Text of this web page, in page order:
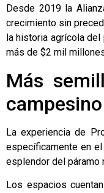
Desde 2019 la
crecimiento sin
la historia agrícola
más de $2 mil
Más
campesino
La experiencia de
específicamente en
esplendor del páramo
Los espacios